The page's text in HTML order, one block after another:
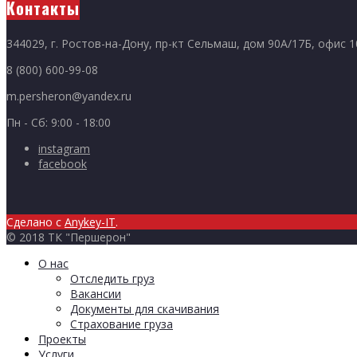
Контакты
344029, г. Ростов-на-Дону, пр-кт Сельмаш, дом 90А/17Б, офис
8 (800) 600-99-08
m.persheron@yandex.ru
Пн - Сб: 9:00 - 18:00
instagram
facebook
Сделано с Anykey-IT.
© 2018 ТК "Першерон"
О нас
Отследить груз
Вакансии
Документы для скачивания
Страхование груза
Проекты